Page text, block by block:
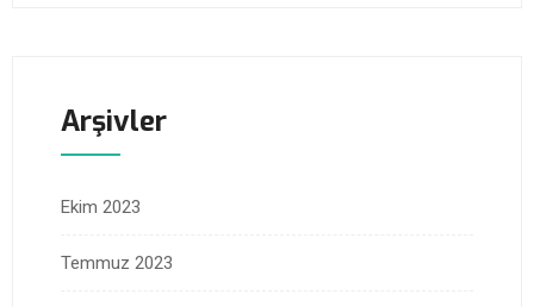
Arşivler
Ekim 2023
Temmuz 2023